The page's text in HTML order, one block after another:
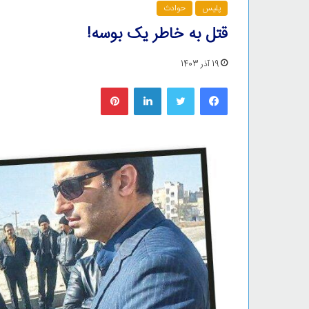
پلیس حوادث
قتل به خاطر یک بوسه!
19 آذر 1403
فیس بوک لینکدین